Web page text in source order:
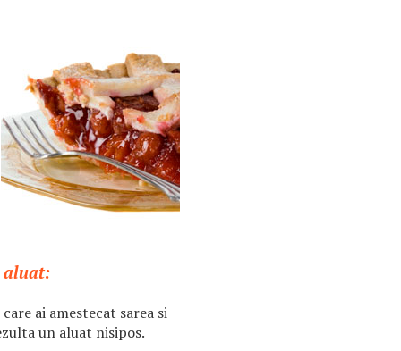
aluat:
ai amestecat sarea si
un aluat nisipos.